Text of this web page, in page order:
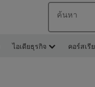
ค้นหา
ไอเดียธุรกิจ คอร์สเรี